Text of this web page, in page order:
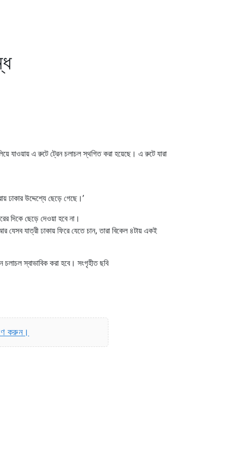
যাওয়ায় এ রুটে ট্রেন চলাচল স্থগিত করা হয়েছে। এ রুটে যারা
ঢাকার উদ্দেশ্যে ছেড়ে গেছে।’
দিকে ছেড়ে দেওয়া হবে না।
যেসব যাত্রী ঢাকায় ফিরে যেতে চান, তারা বিকেল ৪টায় একই
চলাচল স্বাভাবিক করা হবে। সংগৃহীত ছবি
করুন।